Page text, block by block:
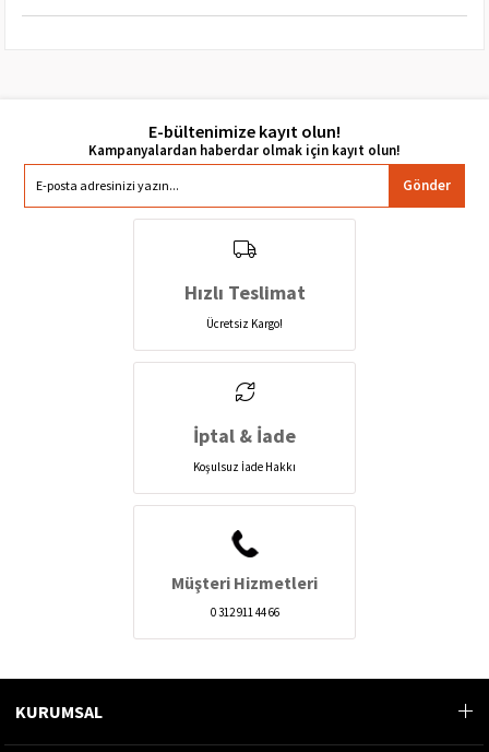
E-bültenimize kayıt olun!
Gönder
Hızlı Teslimat
Ücretsiz Kargo!
İptal & İade
Koşulsuz İade Hakkı
Müşteri Hizmetleri
0 312 911 44 66
KURUMSAL